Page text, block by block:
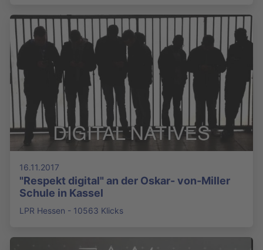
16.11.2017
"Respekt digital" an der Oskar- von-Miller
Schule in Kassel
LPR Hessen - 10563 Klicks